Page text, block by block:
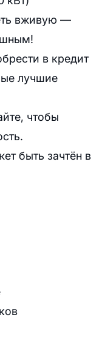
вживую —
в кредит
лучшие
чтобы
быть зачтён в